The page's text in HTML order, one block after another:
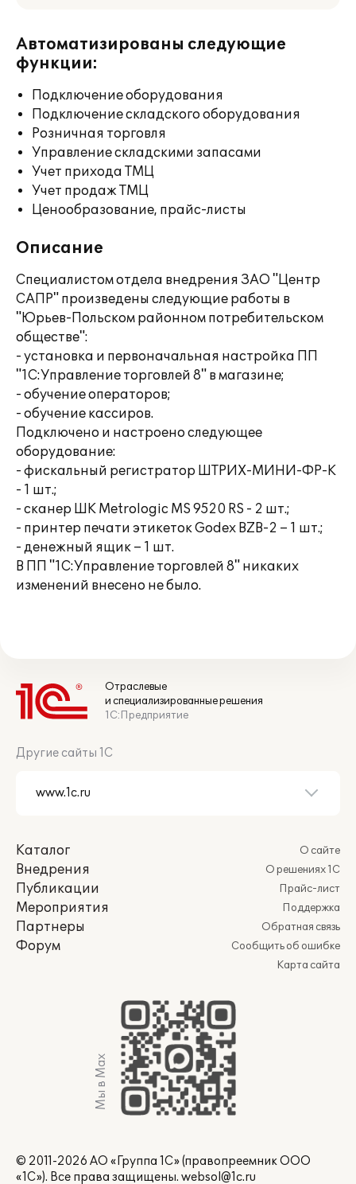
Автоматизированы следующие
функции:
Подключение оборудования
Подключение складского оборудования
Розничная торговля
Управление складскими запасами
Учет прихода ТМЦ
Учет продаж ТМЦ
Ценообразование, прайс-листы
Описание
Специалистом отдела внедрения ЗАО "Центр
САПР" произведены следующие работы в
"Юрьев-Польском районном потребительском
обществе":
- установка и первоначальная настройка ПП
"1С:Управление торговлей 8" в магазине;
- обучение операторов;
- обучение кассиров.
Подключено и настроено следующее
оборудование:
- фискальный регистратор ШТРИХ-МИНИ-ФР-К
- 1 шт.;
- сканер ШК Metrologic MS 9520 RS - 2 шт.;
- принтер печати этикеток Godex BZB-2 – 1 шт.;
- денежный ящик – 1 шт.
В ПП "1С:Управление торговлей 8" никаких
изменений внесено не было.
Отраслевые
и специализированные решения
1С:Предприятие
Другие сайты 1С
Каталог
Внедрения
Публикации
Мероприятия
Партнеры
Форум
О сайте
О решениях 1С
Прайс-лист
Поддержка
Обратная связь
Сообщить об ошибке
Карта сайта
Мы в Max
© 2011-2026 АО «Группа 1С» (правопреемник ООО
«1С»). Все права защищены. websol@1c.ru